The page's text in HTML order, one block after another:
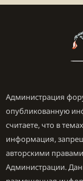
Вывод
Путь записи
наша
жесткий
фризов при
Формат записи
Администрация
опубликованную
считаете, что в
информация,
авторскими
Администрации.